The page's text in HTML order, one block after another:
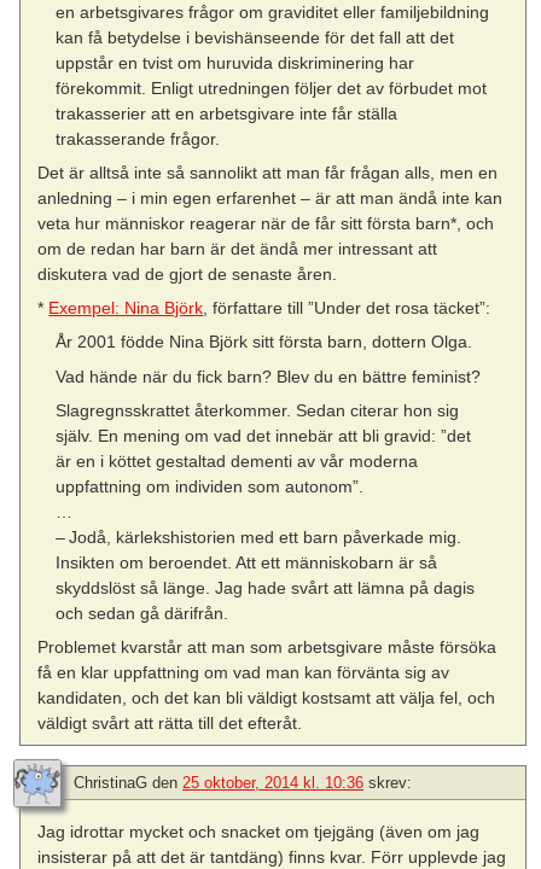
en arbetsgivares frågor om graviditet eller familjebildning
kan få betydelse i bevishänseende för det fall att det
uppstår en tvist om huruvida diskriminering har
förekommit. Enligt utredningen följer det av förbudet mot
trakasserier att en arbetsgivare inte får ställa
trakasserande frågor.
Det är alltså inte så sannolikt att man får frågan alls, men en
anledning – i min egen erfarenhet – är att man ändå inte kan
veta hur människor reagerar när de får sitt första barn*, och
om de redan har barn är det ändå mer intressant att
diskutera vad de gjort de senaste åren.
* Exempel: Nina Björk, författare till ”Under det rosa täcket”:
År 2001 födde Nina Björk sitt första barn, dottern Olga.
Vad hände när du fick barn? Blev du en bättre feminist?
Slagregnsskrattet återkommer. Sedan citerar hon sig
själv. En mening om vad det innebär att bli gravid: ”det
är en i köttet gestaltad dementi av vår moderna
uppfattning om individen som autonom”.
– Jodå, kärlekshistorien med ett barn påverkade mig.
Insikten om beroendet. Att ett människobarn är så
skyddslöst så länge. Jag hade svårt att lämna på dagis
och sedan gå därifrån.
Problemet kvarstår att man som arbetsgivare måste försöka
få en klar uppfattning om vad man kan förvänta sig av
kandidaten, och det kan bli väldigt kostsamt att välja fel, och
väldigt svårt att rätta till det efteråt.
ChristinaG den 25 oktober, 2014 kl. 10:36 skrev:
Jag idrottar mycket och snacket om tjejgäng (även om jag
insisterar på att det är tantdäng) finns kvar. Förr upplevde jag